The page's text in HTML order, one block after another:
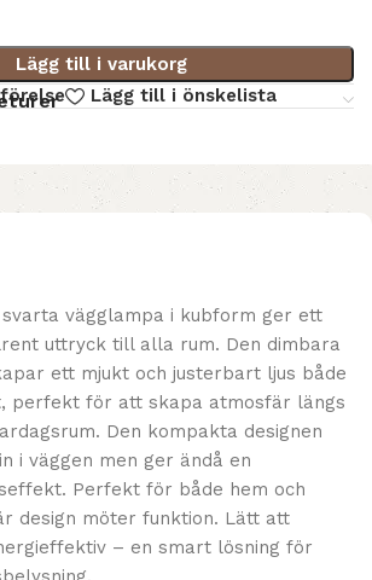
Lägg till i varukorg
Lägg till i önskelista
vägglampa i kubform ger ett
uttryck till alla rum. Den dimbara
ett mjukt och justerbart ljus både
perfekt för att skapa atmosfär längs
Den kompakta designen
i väggen men ger ändå en
Perfekt för både hem och
design möter funktion. Lätt att
– en smart lösning för